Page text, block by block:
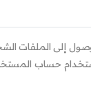
إلى الملفات
حساب المستخدم